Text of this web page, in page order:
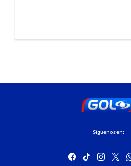
Síguenos en:
facebook
tiktok